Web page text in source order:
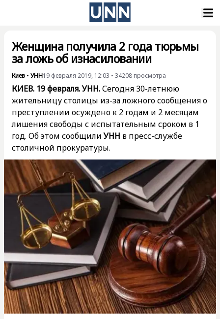
Женщина получила 2 года тюрьмы
за ложь об изнасиловании
Киев • УНН19 февраля 2019, 12:03 • 34208 просмотра
КИЕВ. 19 февраля. УНН.Сегодня 30-летнюю
жительницу столицы из-за ложного сообщения о
преступлении осуждено к 2 годам и 2 месяцам
лишения свободы с испытательным сроком в 1
год. Об этом сообщилиУНН в пресс-службе
столичной прокуратуры.